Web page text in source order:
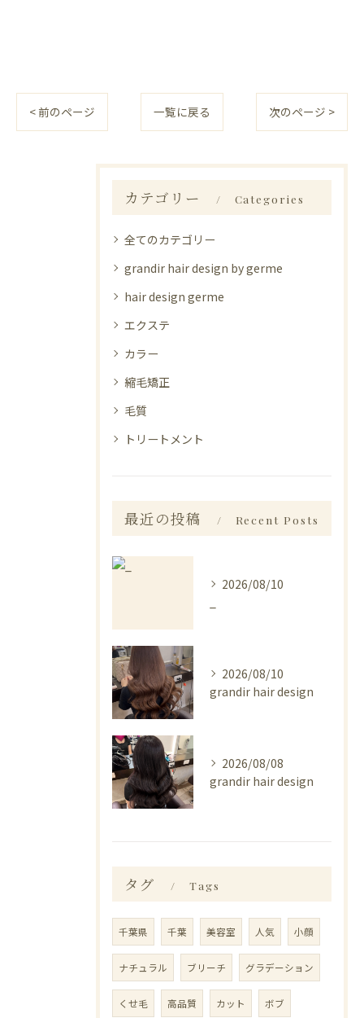
< 前のページ 一覧に戻る 次のページ >
カテゴリー Categories
全てのカテゴリー
grandir hair design by germe
hair design germe
エクステ
カラー
縮毛矯正
毛質
トリートメント
最近の投稿 Recent Posts
2026/08/10
2026/08/10
grandir hair design
2026/08/08
grandir hair design
タグ Tags
千葉県 千葉 美容室 人気 小顔
ナチュラル ブリーチ グラデーション
くせ毛 高品質 カット ボブ